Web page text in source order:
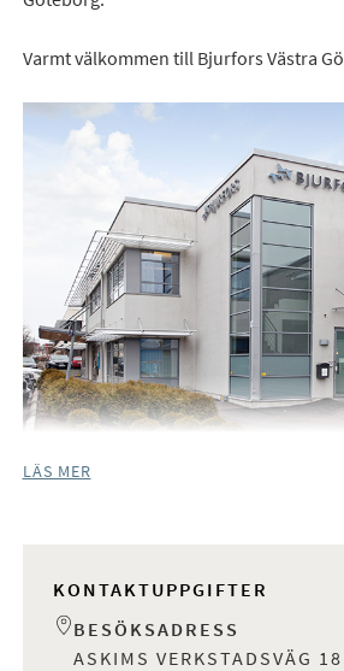
Varmt välkommen till Bjurfors Västra
LÄS MER
KONTAKTUPPGIFTER
BESÖKSADRESS
ASKIMS VERKSTADSVÄG 18